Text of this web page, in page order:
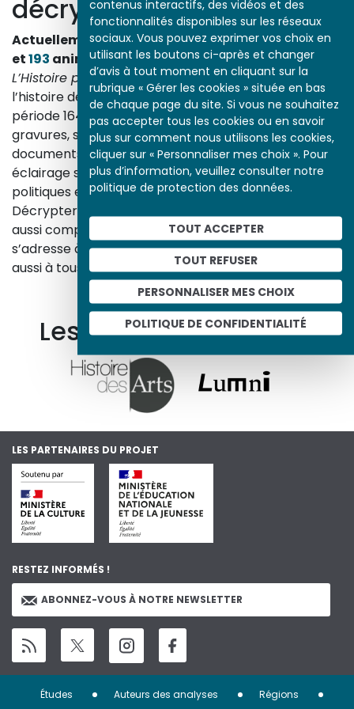
contenus interactifs, des vidéos et des
fonctionnalités disponibles sur les réseaux
sociaux. Vous pouvez exprimer vos choix en
utilisant les boutons ci-après et changer
d’avis à tout moment en cliquant sur la
rubrique « Gérer les cookies » située en bas
de chaque page du site. Si vous ne souhaitez
pas accepter tous les cookies ou en savoir
plus sur comment nous utilisons les cookies,
cliquer sur « Personnaliser mes choix ». Pour
plus d’information, veuillez consulter notre
politique de protection des données.
TOUT ACCEPTER
TOUT REFUSER
PERSONNALISER MES CHOIX
POLITIQUE DE CONFIDENTIALITÉ
décrypte l’histoire
Actuellement en ligne3153œuvres,1748études
et193 animations.
L’Histoire par l’imageexplore les événements de
l’histoire de France et les évolutions majeures de la
période 1643-1945. À travers des peintures, dessins,
gravures, sculptures, photographies, affiches,
documents d’archives, nos études proposent un
éclairage sur les réalités sociales, économiques,
politiques et culturelles d’une époque.
Décrypter les images et les événements d’hier, c’est
aussi comprendre ceux d’aujourd’hui. Un site qui
s’adresse à tous, famille, enseignants, élèves… mais
aussi à tous les curieux, amateurs d’art et d’histoire.
En savoir plus sur le projet
Les autres ressources
LES PARTENAIRES DU PROJET
RESTEZ INFORMÉS !
ABONNEZ-VOUS À NOTRE NEWSLETTER
Menu
Études Auteurs des analyses Régions